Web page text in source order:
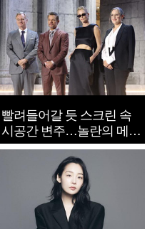
빨려들어갈 듯 스크린 속
시공간 변주…놀란의 메시
지는 ‘전쟁 속죄’